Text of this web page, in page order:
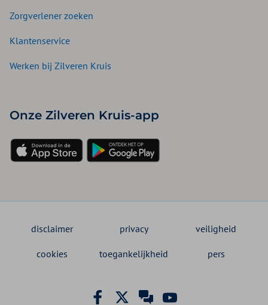
Zorgverlener zoeken
Klantenservice
Werken bij Zilveren Kruis
Onze Zilveren Kruis-app
disclaimer privacy veiligheid
cookies toegankelijkheid pers